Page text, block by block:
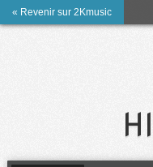
« Revenir sur 2Kmusic